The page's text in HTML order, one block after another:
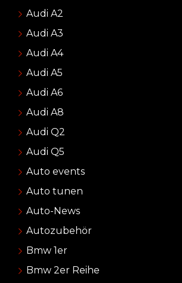
Audi A2
Audi A3
Audi A4
Audi A5
Audi A6
Audi A8
Audi Q2
Audi Q5
Auto events
Auto tunen
Auto-News
Autozubehör
Bmw 1er
Bmw 2er Reihe